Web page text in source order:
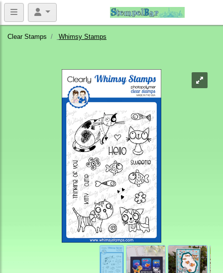
Clear Stamps Whimsy Stamps